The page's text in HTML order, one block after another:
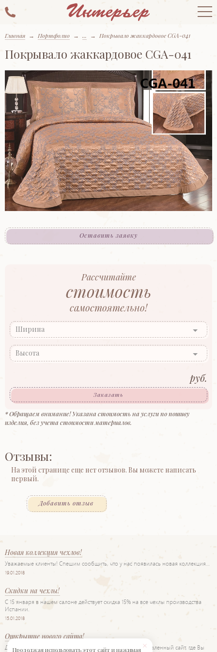
Главная → Портфолио → ... → Покрывало жаккардовое CGA-041
Покрывало жаккардовое CGA-041
Оставить заявку
Рассчитайте
стоимость
самостоятельно!
Ширина
Высота
руб.
Заказать
* Обращаем внимание! Указана стоимость на услуги по пошиву
изделия, без учета стоимости материалов.
Отзывы:
На этой странице еще нет отзывов. Вы можете написать
первый.
Добавить отзыв
Новая коллекция чехлов!
Уважаемые клиенты! Спешим сообщить, что у нас появилась новая коллекция…
19.01.2018
Скидки на чехлы!
С 15 января в нашем салоне действует скидка 15% на все чехлы производства
Испании.
15.01.2018
Открытие нового сайта!
Дорогие друзья! Рады представить Вам наш новый обновленный сайт, где Вы
Продолжая использовать этот сайт и нажимая